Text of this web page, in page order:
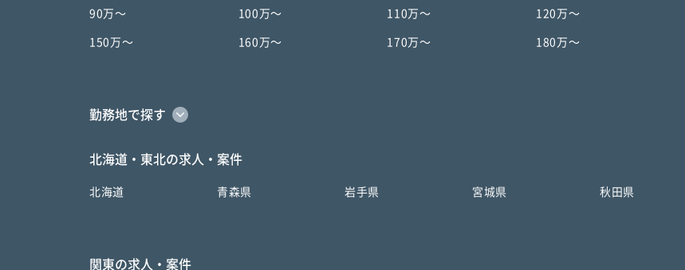
90万〜 100万〜 110万〜 120万〜
150万〜 160万〜 170万〜 180万〜
勤務地で探す
北海道・東北の求人・案件
北海道 青森県 岩手県 宮城県 秋田県
関東の求人・案件